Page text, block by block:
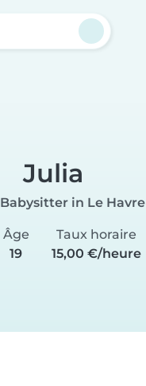
Julia
Babysitter in Le Havre
Âge
19
Taux horaire
15,00 €/heure